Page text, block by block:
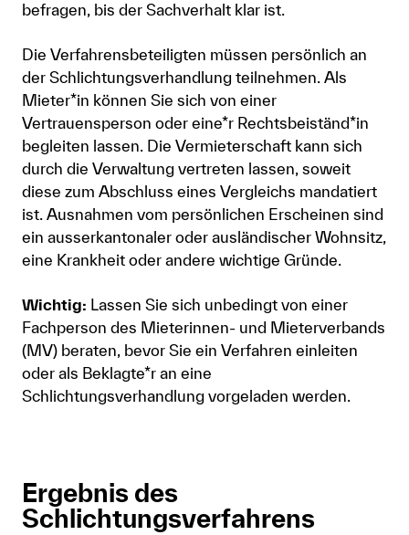
befragen, bis der Sachverhalt klar ist.
Die Verfahrensbeteiligten müssen persönlich an
der Schlichtungsverhandlung teilnehmen. Als
Mieter*in können Sie sich von einer
Vertrauensperson oder eine*r Rechtsbeiständ*in
begleiten lassen. Die Vermieterschaft kann sich
durch die Verwaltung vertreten lassen, soweit
diese zum Abschluss eines Vergleichs mandatiert
ist. Ausnahmen vom persönlichen Erscheinen sind
ein ausserkantonaler oder ausländischer Wohnsitz,
eine Krankheit oder andere wichtige Gründe.
Wichtig: Lassen Sie sich unbedingt von einer
Fachperson des Mieterinnen- und Mieterverbands
(MV) beraten, bevor Sie ein Verfahren einleiten
oder als Beklagte*r an eine
Schlichtungsverhandlung vorgeladen werden.
Ergebnis des
Schlichtungsverfahrens